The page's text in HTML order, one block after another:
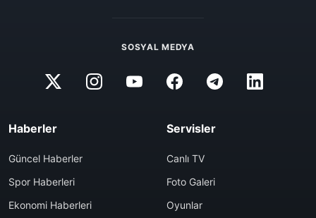
SOSYAL MEDYA
Haberler
Güncel Haberler
Spor Haberleri
Ekonomi Haberleri
Servisler
Canlı TV
Foto Galeri
Oyunlar